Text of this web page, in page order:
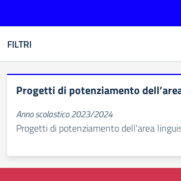
FILTRI
Progetti di potenziamento
Anno scolastico 2023/2024
Progetti di potenziamento dell'area